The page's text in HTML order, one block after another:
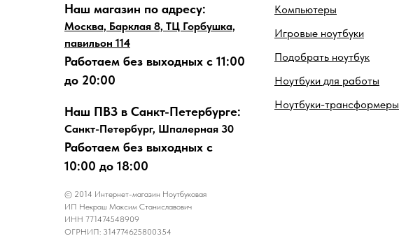
Наш магазин по адресу:
Москва, Барклая 8, ТЦ Горбушка,
павильон 114
Работаем без выходных с 11:00
до 20:00
Наш ПВЗ в Санкт-Петербурге:
Санкт-Петербург, Шпалерная 30
Работаем без выходных с
10:00 до 18:00
© 2014 Интернет-магазин Ноутбуковая
ИП Некраш Максим Станиславович
ИНН 771474548909
ОГРНИП: 314774625800354
Компьютеры
Игровые ноутбуки
Подобрать ноутбук
Ноутбуки для работы
Ноутбуки-трансформеры